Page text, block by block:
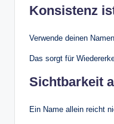
Konsistenz
Verwende deinen
Das sorgt für
Sichtbarkeit
Ein Name allein reicht